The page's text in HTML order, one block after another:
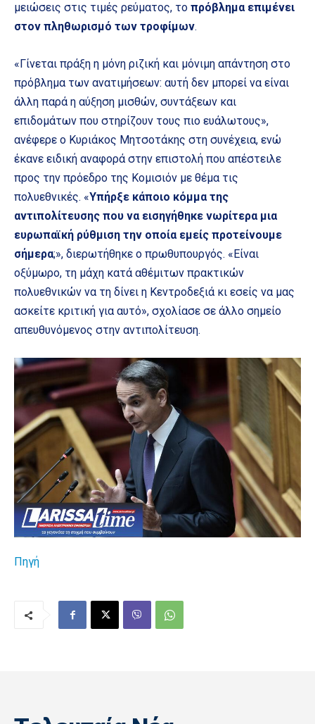
μειώσεις στις τιμές ρεύματος, το πρόβλημα επιμένει
στον πληθωρισμό των τροφίμων.
«Γίνεται πράξη η μόνη ριζική και μόνιμη απάντηση στο
πρόβλημα των ανατιμήσεων: αυτή δεν μπορεί να είναι
άλλη παρά η αύξηση μισθών, συντάξεων και
επιδομάτων που στηρίζουν τους πιο ευάλωτους»,
ανέφερε ο Κυριάκος Μητσοτάκης στη συνέχεια, ενώ
έκανε ειδική αναφορά στην επιστολή που απέστειλε
προς την πρόεδρο της Κομισιόν με θέμα τις
πολυεθνικές. «Υπήρξε κάποιο κόμμα της
αντιπολίτευσης που να εισηγήθηκε νωρίτερα μια
ευρωπαϊκή ρύθμιση την οποία εμείς προτείνουμε
σήμερα;», διερωτήθηκε ο πρωθυπουργός. «Είναι
οξύμωρο, τη μάχη κατά αθέμιτων πρακτικών
πολυεθνικών να τη δίνει η Κεντροδεξιά κι εσείς να μας
ασκείτε κριτική για αυτό», σχολίασε σε άλλο σημείο
απευθυνόμενος στην αντιπολίτευση.
Πηγή